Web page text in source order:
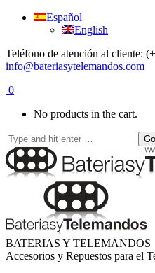
Español
English
Teléfono de atención al cliente:
info@bateriasytelemandos.com
0
No products in the cart.
BATERIAS Y TELEMANDOS
Accesorios y Repuestos para el